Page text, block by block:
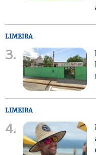
LIMEIRA
3.
LIMEIRA
4.